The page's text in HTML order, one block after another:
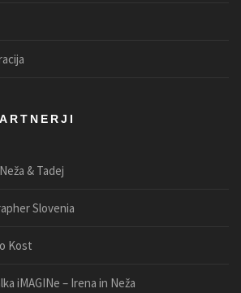
& Tadej
Slovenia
Kost
iMAGINe – Irena in Neža